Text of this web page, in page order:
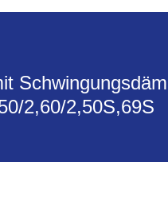
2,60/2,50S,69S